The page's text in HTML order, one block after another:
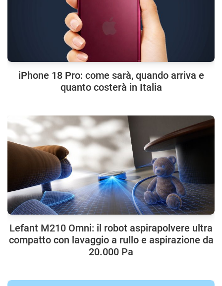
iPhone 18 Pro: come sarà, quando arriva e
quanto costerà in Italia
Lefant M210 Omni: il robot aspirapolvere ultra
compatto con lavaggio a rullo e aspirazione da
20.000 Pa